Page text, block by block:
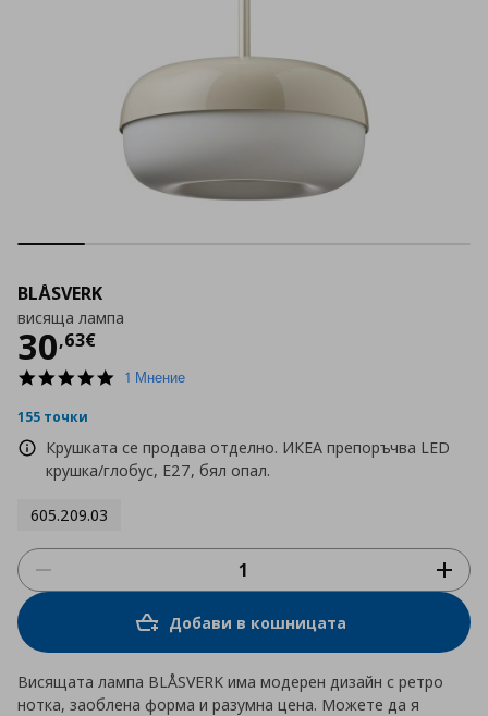
BLÅSVERK
висяща лампа
30,63€
Цена
5.01 Мнение
155 точки
Крушката се продава отделно. ИКЕА препоръчва LED
крушка/глобус, E27, бял опал.
605.209.03
Добави в кошницата
Висящата лампа BLÅSVERK има модерен дизайн с ретро
нотка, заоблена форма и разумна цена. Можете да я